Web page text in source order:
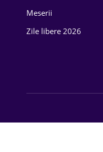
Meserii
Zile libere 2026